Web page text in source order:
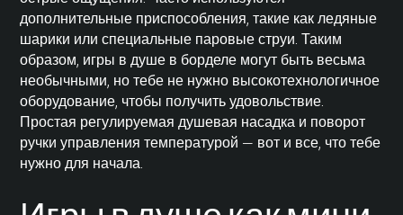
дополнительные приспособления, такие как ледяные
шарики или специальные паровые струи. Таким
образом, игры в душе в борделе могут быть весьма
необычными, но тебе не нужно высокотехнологичное
оборудование, чтобы получить удовольствие.
Простая регулируемая душевая насадка и поворот
ручки управления температурой — вот и все, что тебе
нужно для начала.